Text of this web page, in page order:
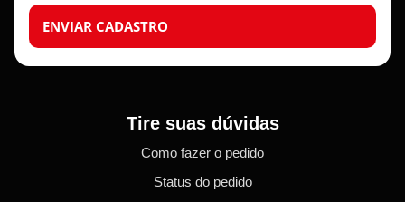
ENVIAR CADASTRO
Tire suas dúvidas
Como fazer o pedido
Status do pedido